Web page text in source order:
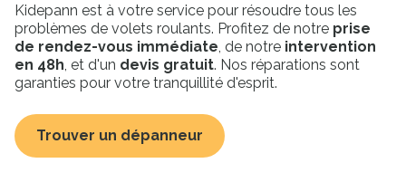
Kidepann est à votre service pour résoudre tous les
problèmes de volets roulants. Profitez de notre prise
de rendez-vous immédiate , de notre intervention
en 48h , et d'un devis gratuit. Nos réparations sont
garanties pour votre tranquillité d'esprit.
Trouver un dépanneur